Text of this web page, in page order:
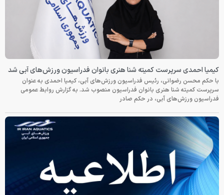
کیمیا احمدی سرپرست کمیته شنا هنری بانوان فدراسیون ورزش‌های آبی شد
با حکم محسن رضوانی، رئیس فدراسیون ورزش‌های آبی، کیمیا احمدی به عنوان
سرپرست کمیته شنا هنری بانوان فدراسیون منصوب شد. به گزارش روابط عمومی
فدراسیون ورزش‌های آبی، در حکم صادر